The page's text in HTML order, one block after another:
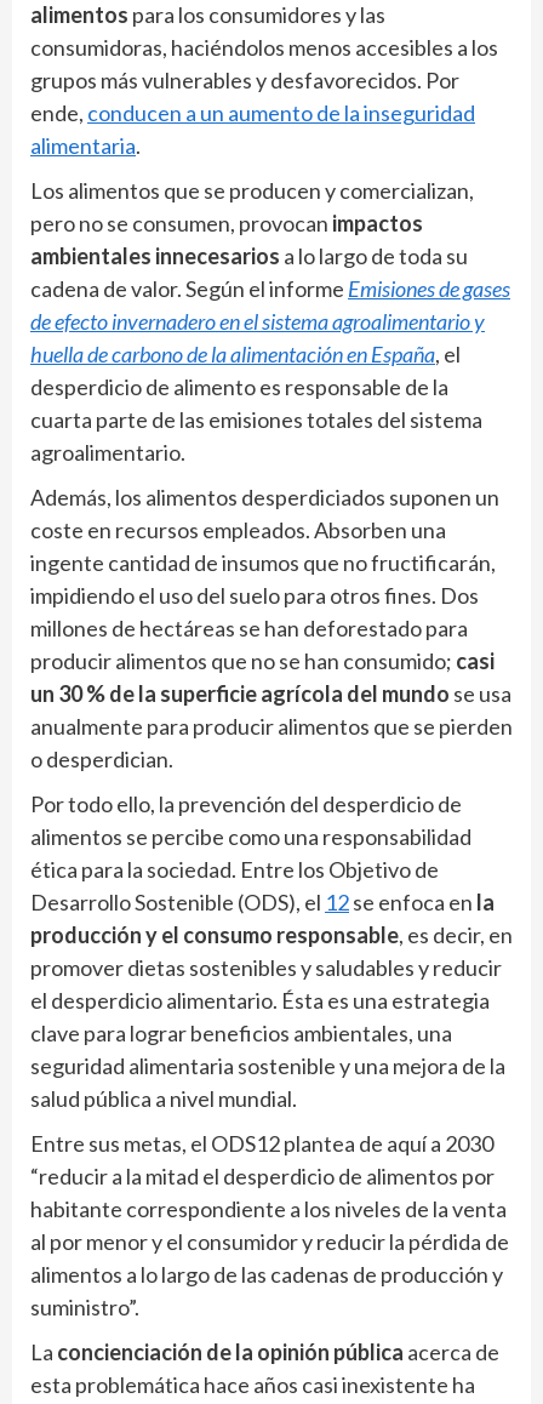
alimentos para los consumidores y las
consumidoras, haciéndolos menos accesibles a los
grupos más vulnerables y desfavorecidos. Por
ende, conducen a un aumento de la inseguridad
alimentaria.
Los alimentos que se producen y comercializan,
pero no se consumen, provocan impactos
ambientales innecesarios a lo largo de toda su
cadena de valor. Según el informe Emisiones de gases
de efecto invernadero en el sistema agroalimentario y
huella de carbono de la alimentación en España, el
desperdicio de alimento es responsable de la
cuarta parte de las emisiones totales del sistema
agroalimentario.
Además, los alimentos desperdiciados suponen un
coste en recursos empleados. Absorben una
ingente cantidad de insumos que no fructificarán,
impidiendo el uso del suelo para otros fines. Dos
millones de hectáreas se han deforestado para
producir alimentos que no se han consumido; casi
un 30 % de la superficie agrícola del mundo se usa
anualmente para producir alimentos que se pierden
o desperdician.
Por todo ello, la prevención del desperdicio de
alimentos se percibe como una responsabilidad
ética para la sociedad. Entre los Objetivo de
Desarrollo Sostenible (ODS), el 12se enfoca en la
producción y el consumo responsable, es decir, en
promover dietas sostenibles y saludables y reducir
el desperdicio alimentario. Ésta es una estrategia
clave para lograr beneficios ambientales, una
seguridad alimentaria sostenible y una mejora de la
salud pública a nivel mundial.
Entre sus metas, el ODS12 plantea de aquí a 2030
“reducir a la mitad el desperdicio de alimentos por
habitante correspondiente a los niveles de la venta
al por menor y el consumidor y reducir la pérdida de
alimentos a lo largo de las cadenas de producción y
suministro”.
La concienciación de la opinión pública acerca de
esta problemática hace años casi inexistente ha